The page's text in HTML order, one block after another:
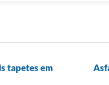
tapetes em